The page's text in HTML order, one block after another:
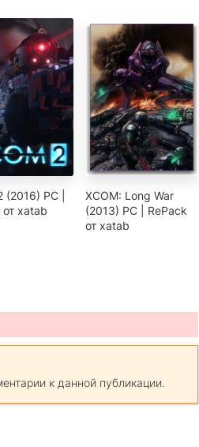
(2016) PC |
от xatab
XCOM: Long War
(2013) PC | RePack
от xatab
к данной публикации.